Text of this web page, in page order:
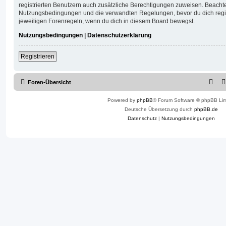
registrierten Benutzern auch zusätzliche Berechtigungen zuweisen.
Nutzungsbedingungen und die verwandten Regelungen, bevor du dich
jeweiligen Forenregeln, wenn du dich in diesem Board bewegst.
Nutzungsbedingungen | Datenschutzerklärung
Registrieren
Foren-Übersicht
Powered by phpBB® Forum Software © phpBB
Deutsche Übersetzung durch phpBB.de
Datenschutz | Nutzungsbedingungen